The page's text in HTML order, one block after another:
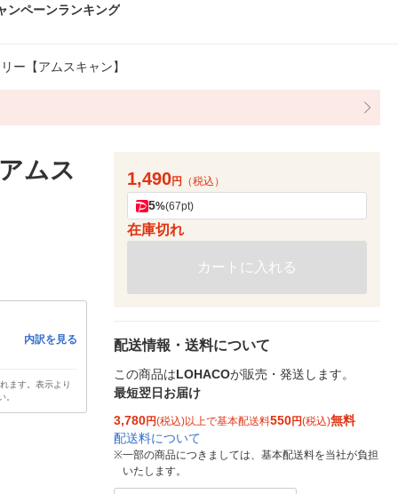
ンペーンランキング
ー【アムスキャン】
ムス
内訳を見る
ます。表示より
。
1,490円 （税込）
5%(67pt)
在庫切れ
カートに入れる
配送情報・送料について
この商品はLOHACOが販売・発送します。
最短翌日お届け
3,780円(税込)以上で基本配送料550円(税込)無料
配送料について
※一部の商品につきましては、基本配送料を当社が負担
いたします。